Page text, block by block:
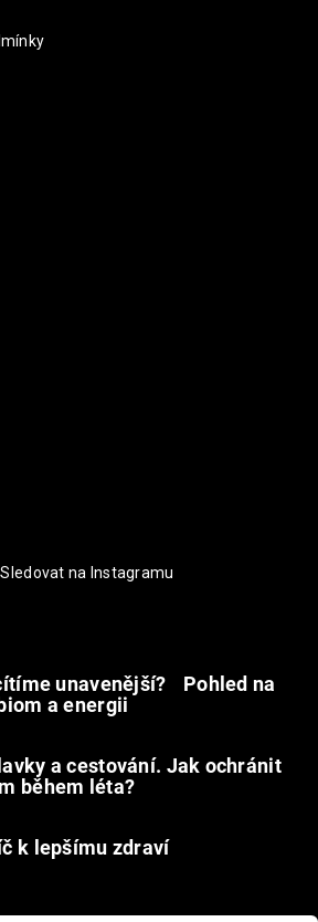
Sledovat na Instagramu
unavenější? Pohled na
a energii
a cestování. Jak ochránit
během léta?
k lepšímu zdraví